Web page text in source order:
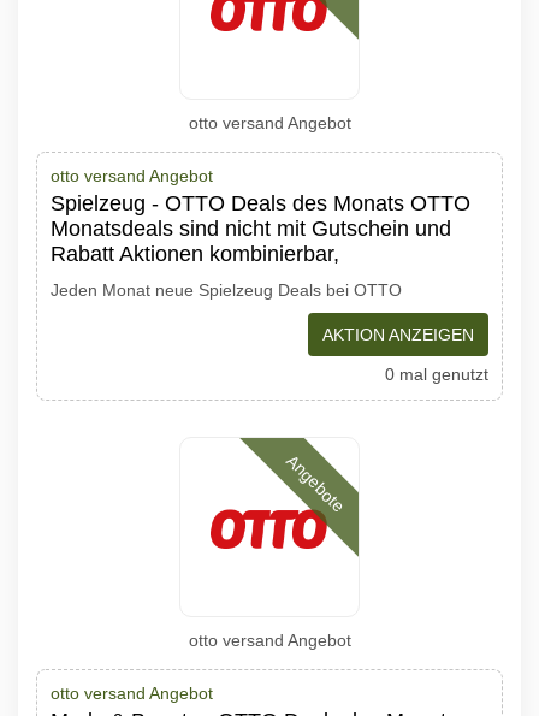
otto versand Angebot
otto versand Angebot
Spielzeug - OTTO Deals des Monats OTTO
Monatsdeals sind nicht mit Gutschein und
Rabatt Aktionen kombinierbar,
Jeden Monat neue Spielzeug Deals bei OTTO
AKTION ANZEIGEN
0 mal genutzt
Angebote
otto versand Angebot
otto versand Angebot